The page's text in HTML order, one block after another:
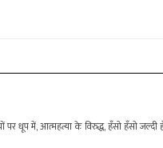
धूप में, आत्महत्या के विरुद्ध, हँसो हँसो